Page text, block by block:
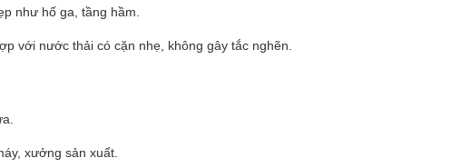
như hố ga, tầng hầm.
với nước thải có cặn nhẹ, không gây tắc nghẽn.
xưởng sản xuất.